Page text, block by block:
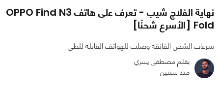
نهاية الفلاج شيب - تعرف على هاتف OPPO Find N3
Fold [الأسرع شحنًا]
سرعات الشحن الفائقة وصلت للهواتف القابلة للطي
بقلم مصطفى يسري
منذ سنتين